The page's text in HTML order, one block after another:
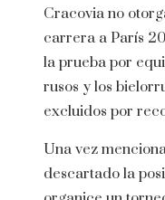
Cracovia no
carrera a París
la prueba por
rusos y los
excluidos por
Una vez
descartado la